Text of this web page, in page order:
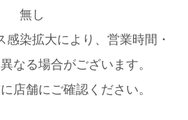
無し
感染拡大により、営業時間・
なる場合がございます。
店舗にご確認ください。